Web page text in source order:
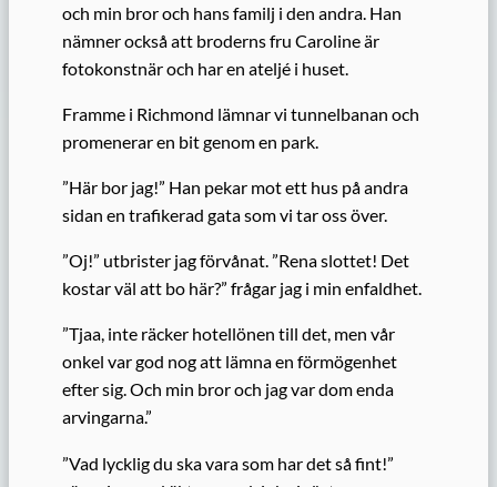
och min bror och hans familj i den andra. Han
nämner också att broderns fru Caroline är
fotokonstnär och har en ateljé i huset.
Framme i Richmond lämnar vi tunnelbanan och
promenerar en bit genom en park.
”Här bor jag!” Han pekar mot ett hus på andra
sidan en trafikerad gata som vi tar oss över.
”Oj!” utbrister jag förvånat. ”Rena slottet! Det
kostar väl att bo här?” frågar jag i min enfaldhet.
”Tjaa, inte räcker hotellönen till det, men vår
onkel var god nog att lämna en förmögenhet
efter sig. Och min bror och jag var dom enda
arvingarna.”
”Vad lycklig du ska vara som har det så fint!”